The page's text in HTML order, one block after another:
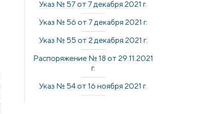
Указ № 57 от 7 декабря 2021 г.
Указ № 56 от 7 декабря 2021 г.
Указ № 55 от 2 декабря 2021 г.
Распоряжение № 18 от 29.11.2021
г.
Указ № 54 от 16 ноября 2021 г.